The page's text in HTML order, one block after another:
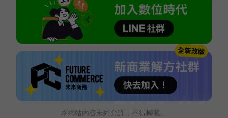
本網站內容未經允許，不得轉載。